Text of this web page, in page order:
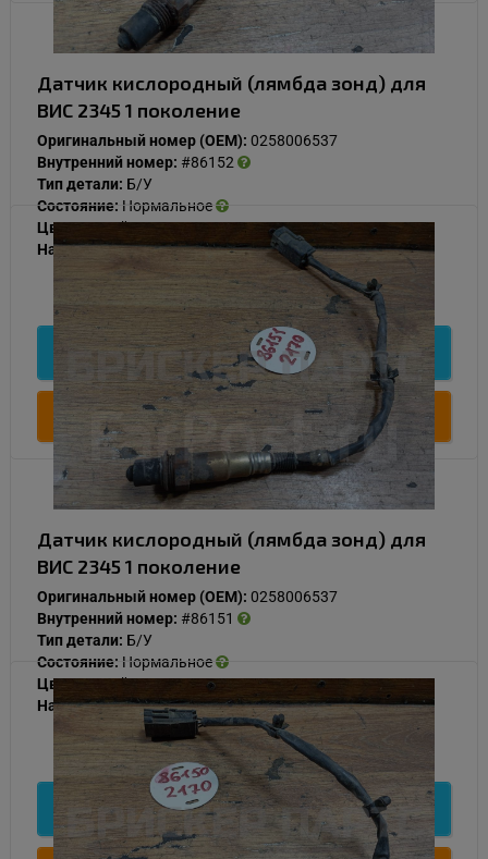
Датчик кислородный (лямбда зонд) для
ВИС 2345 1 поколение
Оригинальный номер (OEM): 0258006537
Внутренний номер: #86152
Тип детали: Б/У
Состояние: Нормальное
Цвет:Серый
Наличие:
В наличии
1 000
Подробнее
Купить
Датчик кислородный (лямбда зонд) для
ВИС 2345 1 поколение
Оригинальный номер (OEM): 0258006537
Внутренний номер: #86151
Тип детали: Б/У
Состояние: Нормальное
Цвет:Серый
Наличие:
В наличии
1 000
Подробнее